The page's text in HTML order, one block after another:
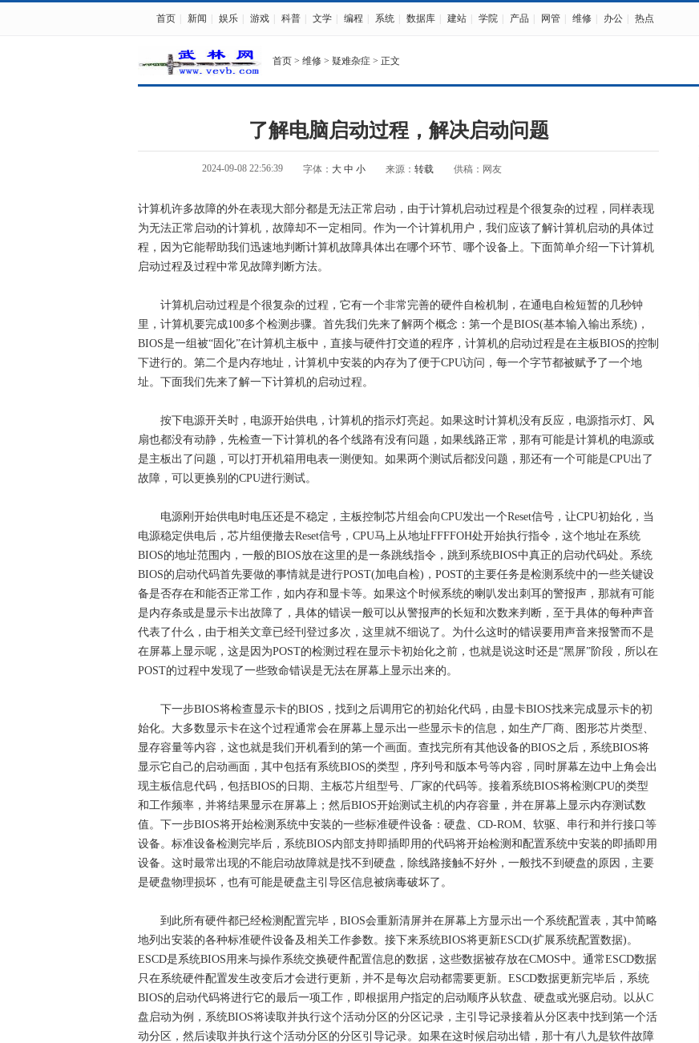
首页 新闻 娱乐 游戏 科普 文学 编程 系统 数据库 建站 学院 产品 网管 维修 办公 热点
首页 > 维修 > 疑难杂症 > 正文
了解电脑启动过程，解决启动问题
2024-09-08 22:56:39 字体： 大 中 小 来源： 转载 供稿：网友
计算机许多故障的外在表现大部分都是无法正常启动，由于计算机启动过程是个很复杂的过程，同样表现
为无法正常启动的计算机，故障却不一定相同。作为一个计算机用户，我们应该了解计算机启动的具体过
程，因为它能帮助我们迅速地判断计算机故障具体出在哪个环节、哪个设备上。下面简单介绍一下计算机
启动过程及过程中常见故障判断方法。
计算机启动过程是个很复杂的过程，它有一个非常完善的硬件自检机制，在通电自检短暂的几秒钟
里，计算机要完成100多个检测步骤。首先我们先来了解两个概念：第一个是BIOS(基本输入输出系统)，
BIOS是一组被“固化”在计算机主板中，直接与硬件打交道的程序，计算机的启动过程是在主板BIOS的控制
下进行的。第二个是内存地址，计算机中安装的内存为了便于CPU访问，每一个字节都被赋予了一个地
址。下面我们先来了解一下计算机的启动过程。
按下电源开关时，电源开始供电，计算机的指示灯亮起。如果这时计算机没有反应，电源指示灯、风
扇也都没有动静，先检查一下计算机的各个线路有没有问题，如果线路正常，那有可能是计算机的电源或
是主板出了问题，可以打开机箱用电表一测便知。如果两个测试后都没问题，那还有一个可能是CPU出了
故障，可以更换别的CPU进行测试。
电源刚开始供电时电压还是不稳定，主板控制芯片组会向CPU发出一个Reset信号，让CPU初始化，当
电源稳定供电后，芯片组便撤去Reset信号，CPU马上从地址FFFFOH处开始执行指令，这个地址在系统
BIOS的地址范围内，一般的BIOS放在这里的是一条跳线指令，跳到系统BIOS中真正的启动代码处。系统
BIOS的启动代码首先要做的事情就是进行POST(加电自检)，POST的主要任务是检测系统中的一些关键设
备是否存在和能否正常工作，如内存和显卡等。如果这个时候系统的喇叭发出刺耳的警报声，那就有可能
是内存条或是显示卡出故障了，具体的错误一般可以从警报声的长短和次数来判断，至于具体的每种声音
代表了什么，由于相关文章已经刊登过多次，这里就不细说了。为什么这时的错误要用声音来报警而不是
在屏幕上显示呢，这是因为POST的检测过程在显示卡初始化之前，也就是说这时还是“黑屏”阶段，所以在
POST的过程中发现了一些致命错误是无法在屏幕上显示出来的。
下一步BIOS将检查显示卡的BIOS，找到之后调用它的初始化代码，由显卡BIOS找来完成显示卡的初
始化。大多数显示卡在这个过程通常会在屏幕上显示出一些显示卡的信息，如生产厂商、图形芯片类型、
显存容量等内容，这也就是我们开机看到的第一个画面。查找完所有其他设备的BIOS之后，系统BIOS将
显示它自己的启动画面，其中包括有系统BIOS的类型，序列号和版本号等内容，同时屏幕左边中上角会出
现主板信息代码，包括BIOS的日期、主板芯片组型号、厂家的代码等。接着系统BIOS将检测CPU的类型
和工作频率，并将结果显示在屏幕上；然后BIOS开始测试主机的内存容量，并在屏幕上显示内存测试数
值。下一步BIOS将开始检测系统中安装的一些标准硬件设备：硬盘、CD-ROM、软驱、串行和并行接口等
设备。标准设备检测完毕后，系统BIOS内部支持即插即用的代码将开始检测和配置系统中安装的即插即用
设备。这时最常出现的不能启动故障就是找不到硬盘，除线路接触不好外，一般找不到硬盘的原因，主要
是硬盘物理损坏，也有可能是硬盘主引导区信息被病毒破坏了。
到此所有硬件都已经检测配置完毕，BIOS会重新清屏并在屏幕上方显示出一个系统配置表，其中简略
地列出安装的各种标准硬件设备及相关工作参数。接下来系统BIOS将更新ESCD(扩展系统配置数据)。
ESCD是系统BIOS用来与操作系统交换硬件配置信息的数据，这些数据被存放在CMOS中。通常ESCD数据
只在系统硬件配置发生改变后才会进行更新，并不是每次启动都需要更新。ESCD数据更新完毕后，系统
BIOS的启动代码将进行它的最后一项工作，即根据用户指定的启动顺序从软盘、硬盘或光驱启动。以从C
盘启动为例，系统BIOS将读取并执行这个活动分区的分区记录，主引导记录接着从分区表中找到第一个活
动分区，然后读取并执行这个活动分区的分区引导记录。如果在这时候启动出错，那十有八九是软件故障